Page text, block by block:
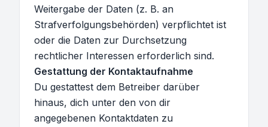
Weitergabe der Daten (z. B. an
Strafverfolgungsbehörden) verpflichtet ist
oder die Daten zur Durchsetzung
rechtlicher Interessen erforderlich sind.
Gestattung der Kontaktaufnahme
Du gestattest dem Betreiber darüber
hinaus, dich unter den von dir
angegebenen Kontaktdaten zu